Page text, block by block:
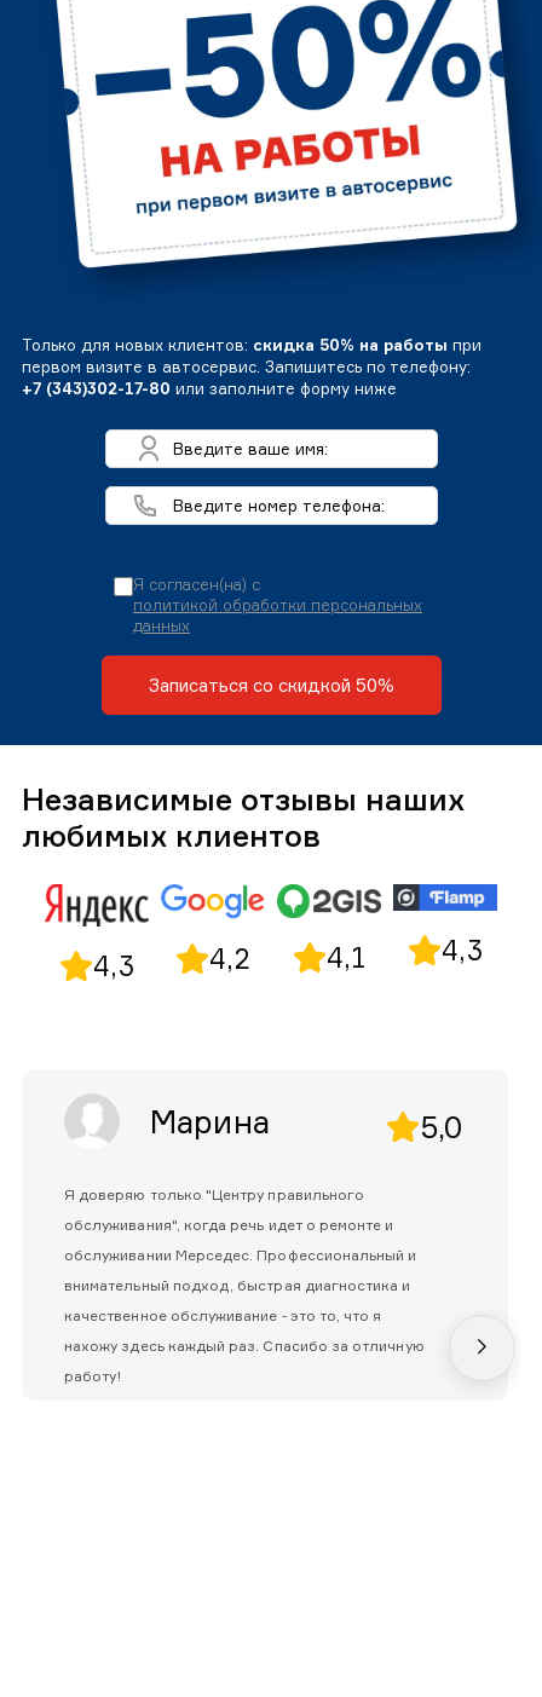
Только для новых клиентов: скидка 50% на работы при
первом визите в автосервис. Запишитесь по телефону:
+7 (343)302-17-80 или заполните форму ниже
Я согласен(на) с
политикой обработки персональных
данных
Записаться со скидкой 50%
Независимые отзывы наших
любимых клиентов
4,3 4,2 4,1 4,3
Марина 5,0
Я доверяю только "Центру правильного
обслуживания", когда речь идет о ремонте и
обслуживании Мерседес. Профессиональный и
внимательный подход, быстрая диагностика и
качественное обслуживание - это то, что я
нахожу здесь каждый раз. Спасибо за отличную
работу!